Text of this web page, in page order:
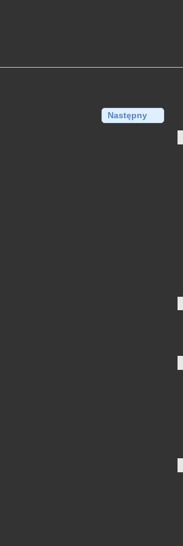
Następny